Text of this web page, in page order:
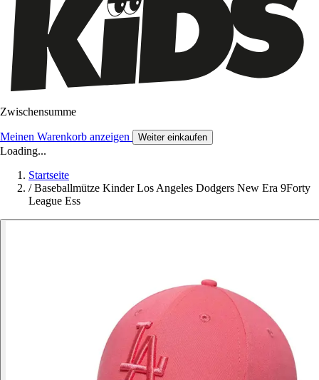
Zwischensumme
Meinen Warenkorb anzeigen Weiter einkaufen
Loading...
Startseite
/ Baseballmütze Kinder Los Angeles Dodgers New Era 9Forty
League Ess